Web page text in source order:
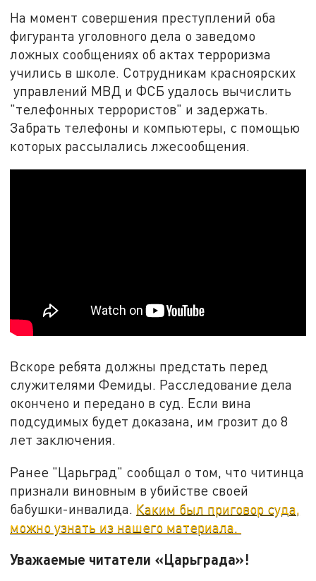
На момент совершения преступлений оба
фигуранта уголовного дела о заведомо
ложных сообщениях об актах терроризма
учились в школе. Сотрудникам красноярских
управлений МВД и ФСБ удалось вычислить
"телефонных террористов" и задержать.
Забрать телефоны и компьютеры, с помощью
которых рассылались лжесообщения.
Вскоре ребята должны предстать перед
служителями Фемиды. Расследование дела
окончено и передано в суд. Если вина
подсудимых будет доказана, им грозит до 8
лет заключения.
Ранее "Царьград" сообщал о том, что читинца
признали виновным в убийстве своей
бабушки-инвалида. Каким был приговор суда,
можно узнать из нашего материала.
Уважаемые читатели «Царьграда»!